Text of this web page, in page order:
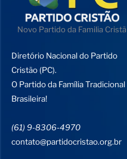
Novo Partido da Familia Cristã
Diretório Nacional do Partido
Cristão (PC).
O Partido da Família Tradicional
Brasileira!
(61) 9-8306-4970
contato@partidocristao.org.br